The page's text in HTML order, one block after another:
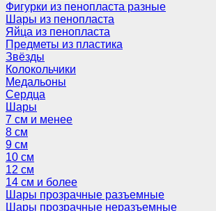
Фигурки из пенопласта разные
Шары из пенопласта
Яйца из пенопласта
Предметы из пластика
Звёзды
Колокольчики
Медальоны
Сердца
Шары
7 см и менее
8 см
9 см
10 см
12 см
14 см и более
Шары прозрачные разъемные
Шары прозрачные неразъемные